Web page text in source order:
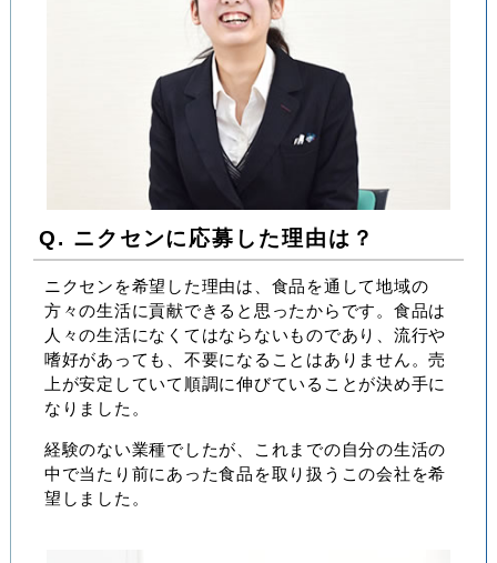
Q. ニクセンに応募した理由は？
ニクセンを希望した理由は、食品を通して地域の
方々の生活に貢献できると思ったからです。食品は
人々の生活になくてはならないものであり、流行や
嗜好があっても、不要になることはありません。売
上が安定していて順調に伸びていることが決め手に
なりました。
経験のない業種でしたが、これまでの自分の生活の
中で当たり前にあった食品を取り扱うこの会社を希
望しました。